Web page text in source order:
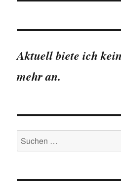
Aktuell biete ich
mehr an.
Suchen
nach: